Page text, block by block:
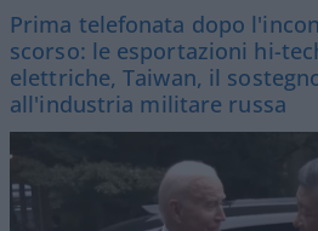
Prima telefonata dopo
scorso: le esportazioni hi-
elettriche, Taiwan, il
all'industria militare russa